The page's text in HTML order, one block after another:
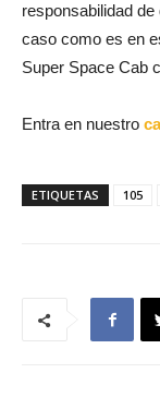
responsabilidad
caso como es en
Super Space Cab
Entra en nuestro
ETIQUETAS 105